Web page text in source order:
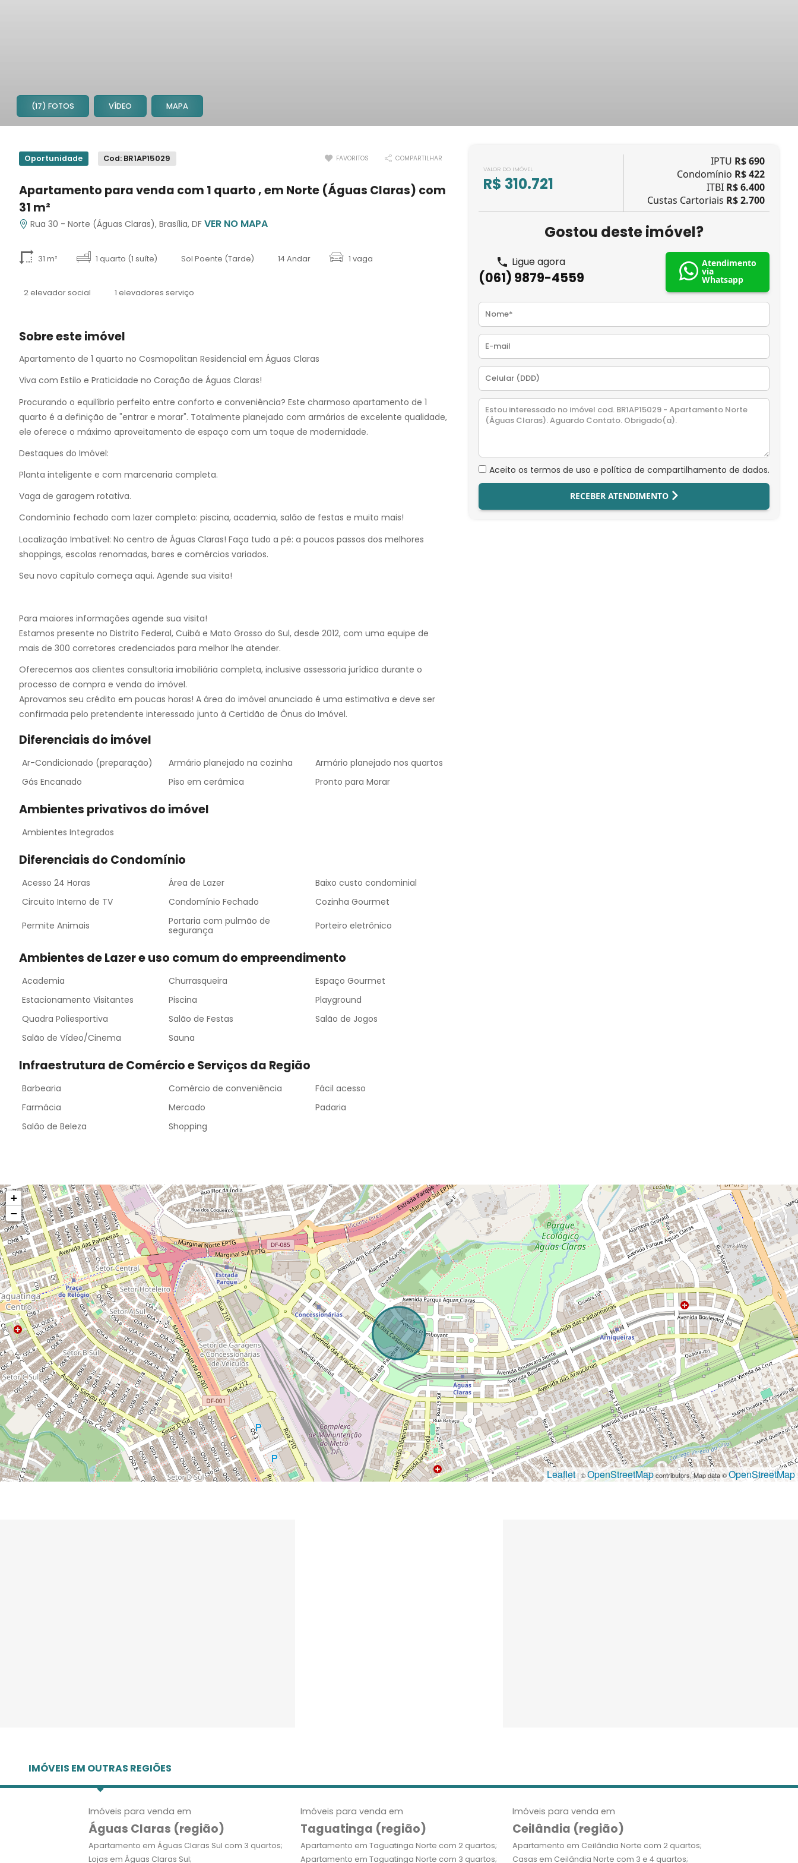
(17) FOTOS VÍDEO MAPA
Oportunidade Cod: BR1AP15029 FAVORITOS COMPARTILHAR
Apartamento para venda com 1 quarto , em Norte (Águas Claras) com
31 m²
Rua 30 - Norte (Águas Claras), Brasília, DFVER NO MAPA
31 m² 1 quarto (1 suíte) Sol Poente (Tarde) 14 Andar 1 vaga
2 elevador social 1 elevadores serviço
Sobre este imóvel
Apartamento de 1 quarto no Cosmopolitan Residencial em Águas Claras
Viva com Estilo e Praticidade no Coração de Águas Claras!
Procurando o equilíbrio perfeito entre conforto e conveniência? Este charmoso apartamento de 1
quarto é a definição de "entrar e morar". Totalmente planejado com armários de excelente qualidade,
ele oferece o máximo aproveitamento de espaço com um toque de modernidade.
Destaques do Imóvel:
Planta inteligente e com marcenaria completa.
Vaga de garagem rotativa.
Condomínio fechado com lazer completo: piscina, academia, salão de festas e muito mais!
Localização Imbatível: No centro de Águas Claras! Faça tudo a pé: a poucos passos dos melhores
shoppings, escolas renomadas, bares e comércios variados.
Seu novo capítulo começa aqui. Agende sua visita!
Para maiores informações agende sua visita!
Estamos presente no Distrito Federal, Cuibá e Mato Grosso do Sul, desde 2012, com uma equipe de
mais de 300 corretores credenciados para melhor lhe atender.
Oferecemos aos clientes consultoria imobiliária completa, inclusive assessoria jurídica durante o
processo de compra e venda do imóvel.
Aprovamos seu crédito em poucas horas! A área do imóvel anunciado é uma estimativa e deve ser
confirmada pelo pretendente interessado junto à Certidão de Ônus do Imóvel.
Diferenciais do imóvel
Ar-Condicionado (preparação) Armário planejado na cozinha
Armário planejado nos quartos
Gás Encanado
Piso em cerâmica Pronto para Morar
Ambientes privativos do imóvel
Ambientes Integrados
Diferenciais do Condomínio
Acesso 24 Horas Área de Lazer
Baixo custo condominial
Circuito Interno de TV
Condomínio Fechado
Cozinha Gourmet
Permite Animais
Portaria com pulmão de
segurança
Porteiro eletrônico
Ambientes de Lazer e uso comum do empreendimento
Academia Churrasqueira
Espaço Gourmet
Estacionamento Visitantes
Piscina
Playground
Quadra Poliesportiva
Salão de Festas
Salão de Jogos
Salão de Vídeo/Cinema
Sauna
Infraestrutura de Comércio e Serviços da Região
Barbearia Comércio de conveniência
Fácil acesso
Farmácia
Mercado
Padaria
Salâo de Beleza
Shopping
VALOR DO IMÓVEL
R$ 310.721
IPTU R$ 690
Condomínio R$ 422
ITBI R$ 6.400
Custas Cartoriais R$ 2.700
Gostou deste imóvel?
Ligue agora
(061) 9879-4559
Atendimento
via
Whatsapp
Aceito os termos de uso e política de compartilhamento de dados.
RECEBER ATENDIMENTO
+
−
Leaflet| ©OpenStreetMapcontributors, Map data ©OpenStreetMap
IMÓVEIS EM OUTRAS REGIÕES
Imóveis para venda em
Águas Claras (região)
Apartamento em Águas Claras Sul com 3 quartos;
Lojas em Águas Claras Sul;
Imóveis para venda em
Taguatinga (região)
Apartamento em Taguatinga Norte com 2 quartos;
Apartamento em Taguatinga Norte com 3 quartos;
Imóveis para venda em
Ceilândia (região)
Apartamento em Ceilândia Norte com 2 quartos;
Casas em Ceilândia Norte com 3 e 4 quartos;